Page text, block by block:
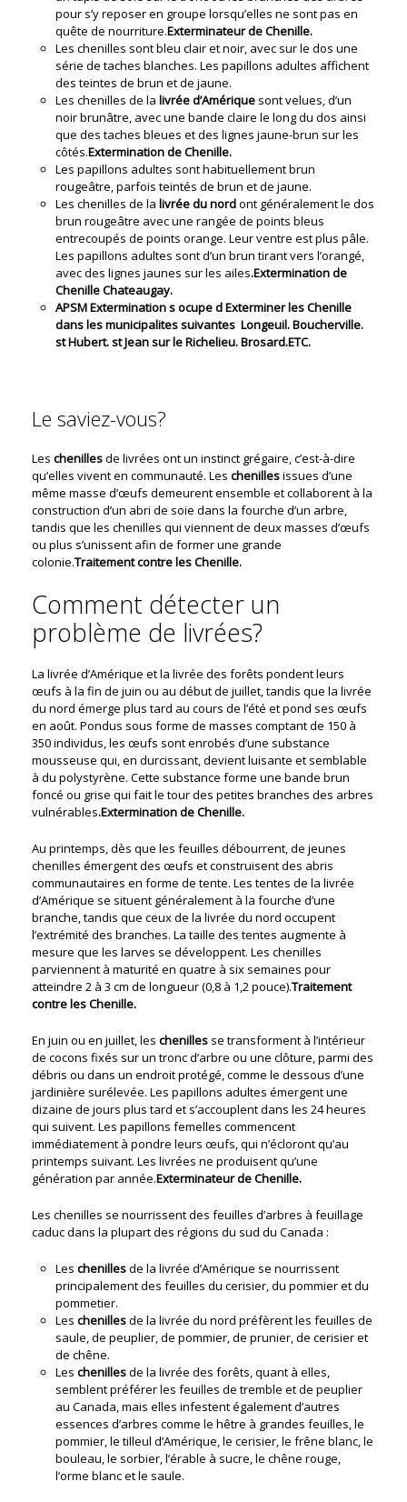
pour s’y reposer en groupe lorsqu’elles ne sont pas en
quête de nourriture.Exterminateur de Chenille.
Les chenilles sont bleu clair et noir, avec sur le dos une
série de taches blanches. Les papillons adultes affichent
des teintes de brun et de jaune.
Les chenilles de la livrée d’Amériquesont velues, d’un
noir brunâtre, avec une bande claire le long du dos ainsi
que des taches bleues et des lignes jaune-brun sur les
côtés.Extermination de Chenille.
Les papillons adultes sont habituellement brun
rougeâtre, parfois teintés de brun et de jaune.
Les chenilles de la livrée du nordont généralement le dos
brun rougeâtre avec une rangée de points bleus
entrecoupés de points orange. Leur ventre est plus pâle.
Les papillons adultes sont d’un brun tirant vers l’orangé,
avec des lignes jaunes sur les ailes.Extermination de
Chenille Chateaugay.
APSM Extermination s ocupe d Exterminer les Chenille
dans les municipalites suivantes Longeuil. Boucherville.
st Hubert. st Jean sur le Richelieu. Brosard.ETC.
Le saviez-vous?
Les chenillesde livrées ont un instinct grégaire, c’est-à-dire
qu’elles vivent en communauté. Les chenillesissues d’une
même masse d’œufs demeurent ensemble et collaborent à la
construction d’un abri de soie dans la fourche d’un arbre,
tandis que les chenilles qui viennent de deux masses d’œufs
ou plus s’unissent afin de former une grande
colonie.Traitement contre les Chenille.
Comment détecter un
problème de livrées?
La livrée d’Amérique et la livrée des forêts pondent leurs
œufs à la fin de juin ou au début de juillet, tandis que la livrée
du nord émerge plus tard au cours de l’été et pond ses œufs
en août. Pondus sous forme de masses comptant de 150 à
350 individus, les œufs sont enrobés d’une substance
mousseuse qui, en durcissant, devient luisante et semblable
à du polystyrène. Cette substance forme une bande brun
foncé ou grise qui fait le tour des petites branches des arbres
vulnérables.Extermination de Chenille.
Au printemps, dès que les feuilles débourrent, de jeunes
chenilles émergent des œufs et construisent des abris
communautaires en forme de tente. Les tentes de la livrée
d’Amérique se situent généralement à la fourche d’une
branche, tandis que ceux de la livrée du nord occupent
l’extrémité des branches. La taille des tentes augmente à
mesure que les larves se développent. Les chenilles
parviennent à maturité en quatre à six semaines pour
atteindre 2 à 3 cm de longueur (0,8 à 1,2 pouce).Traitement
contre les Chenille.
En juin ou en juillet, les chenillesse transforment à l’intérieur
de cocons fixés sur un tronc d’arbre ou une clôture, parmi des
débris ou dans un endroit protégé, comme le dessous d’une
jardinière surélevée. Les papillons adultes émergent une
dizaine de jours plus tard et s’accouplent dans les 24 heures
qui suivent. Les papillons femelles commencent
immédiatement à pondre leurs œufs, qui n’écloront qu’au
printemps suivant. Les livrées ne produisent qu’une
génération par année.Exterminateur de Chenille.
Les chenilles se nourrissent des feuilles d’arbres à feuillage
caduc dans la plupart des régions du sud du Canada :
Les chenillesde la livrée d’Amérique se nourrissent
principalement des feuilles du cerisier, du pommier et du
pommetier.
Les chenillesde la livrée du nord préfèrent les feuilles de
saule, de peuplier, de pommier, de prunier, de cerisier et
de chêne.
Les chenillesde la livrée des forêts, quant à elles,
semblent préférer les feuilles de tremble et de peuplier
au Canada, mais elles infestent également d’autres
essences d’arbres comme le hêtre à grandes feuilles, le
pommier, le tilleul d’Amérique, le cerisier, le frêne blanc, le
bouleau, le sorbier, l’érable à sucre, le chêne rouge,
l’orme blanc et le saule.